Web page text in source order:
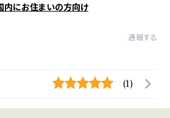
内にお住まいの方向け
通報する
(1)